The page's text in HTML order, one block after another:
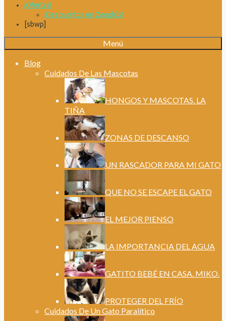
¡Ofertas!
¡Descuentos en Zooplús!
[sbwp]
Menú
Blog
Cuidados De Las Mascotas
HONGOS Y MASCOTAS. LA
TIÑA
ZONAS DE DESCANSO
UN RASCADOR PARA MI GATO
QUE NO SE ESCAPE EL GATO
EL MEJOR PIENSO
LA IMPORTANCIA DEL AGUA
GATITO BEBÉ EN CASA. MIKO.
PROTEGER DEL FRÍO
Cuidados De Un Gato Paralítico